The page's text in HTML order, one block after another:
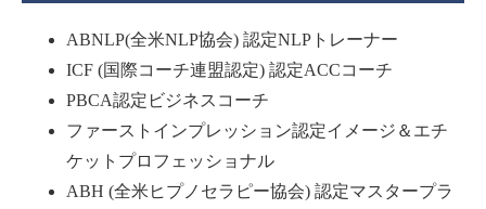
ABNLP(全米NLP協会) 認定NLPトレーナー
ICF (国際コーチ連盟認定) 認定ACCコーチ
PBCA認定ビジネスコーチ
ファーストインプレッション認定イメージ＆エチ
ケットプロフェッショナル
ABH (全米ヒプノセラピー協会) 認定マスタープラ